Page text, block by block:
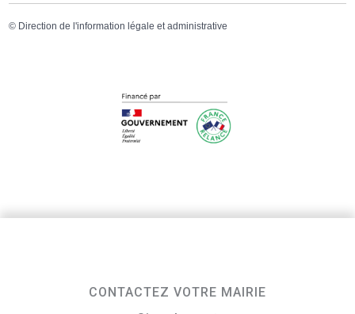
© Direction de l'information légale et administrative
CONTACTEZ VOTRE MAIRIE